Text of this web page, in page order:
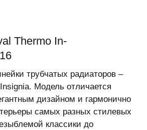
Thermo In-
трубчатых радиаторов –
Модель отличается
дизайном и гармонично
самых разных стилевых
классики до